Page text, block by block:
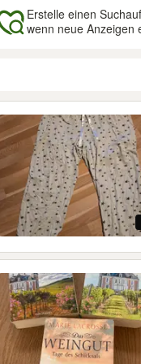
Erstelle einen
wenn neue Anzeigen